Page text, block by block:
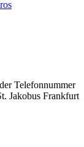
Telefonnummer
Jakobus Frankfurt